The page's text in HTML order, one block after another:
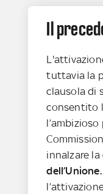
Il
tuttavia la
clausola di
consentito
innalzare la
dell’Unione.